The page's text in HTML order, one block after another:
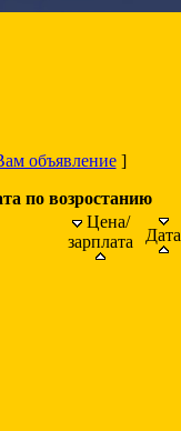
объявление]
по возростанию
Цена/
зарплата
Дата